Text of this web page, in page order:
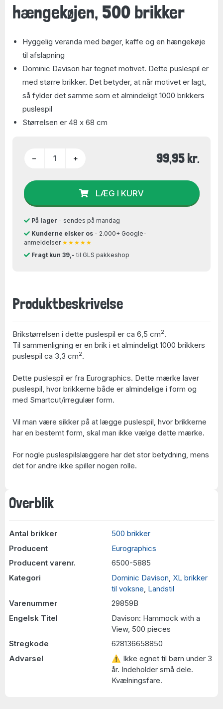
Overblik
Antal brikker
500 brikker
Producent
Eurographics
Producent varenr.
6500-5885
Kategori
Dominic Davison XL brikker
til voksne Landstil
Varenummer
29859B
Engelsk Titel
Davison: Hammock with a
View, 500 pieces
Stregkode
628136658850
Advarsel
⚠ Ikke egnet til børn under 3
år. Indeholder små dele.
Kvælningsfare.
hængekøjen, 500 brikker
Hyggelig veranda med bøger, kaffe og en hængekøje
til afslapning
Dominic Davison har tegnet motivet. Dette puslespil er
med større brikker. Det betyder, at når motivet er lagt,
så fylder det samme som et almindeligt 1000 brikkers
puslespil
Størrelsen er 48 x 68 cm
− + 99,95 kr.
LÆG I KURV
På lager - sendes på mandag
Kunderne elsker os- 2.000+ Google-
anmeldelser ★★★★★
Fragt kun 39,- til GLS pakkeshop
Produktbeskrivelse
Brikstørrelsen i dette puslespil er ca 6,5 cm2.
Til sammenligning er en brik i et almindeligt 1000 brikkers
puslespil ca 3,3 cm2.
Dette puslespil er fra Eurographics. Dette mærke laver
puslespil, hvor brikkerne både er almindelige i form og
med Smartcut/irregulær form.
Vil man være sikker på at lægge puslespil, hvor brikkerne
har en bestemt form, skal man ikke vælge dette mærke.
For nogle puslespilslæggere har det stor betydning, mens
det for andre ikke spiller nogen rolle.